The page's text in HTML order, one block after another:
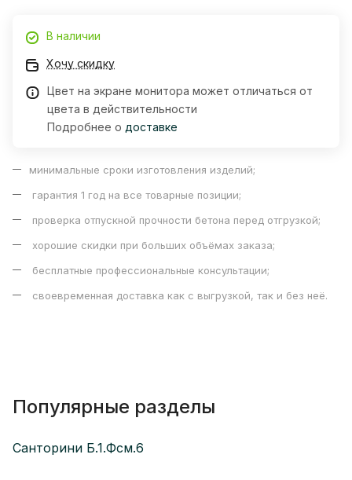
В наличии
Хочу скидку
Цвет на экране монитора может отличаться от
цвета в действительности
Подробнее о доставке
минимальные сроки изготовления изделий;
гарантия 1 год на все товарные позиции;
проверка отпускной прочности бетона перед отгрузкой;
хорошие скидки при больших объёмах заказа;
бесплатные профессиональные консультации;
своевременная доставка как с выгрузкой, так и без неё.
Популярные разделы
Санторини Б.1.Фсм.6